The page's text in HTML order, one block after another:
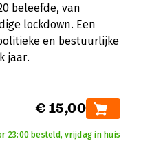
beleefde, van
lockdown. Een
en bestuurlijke
jaar.
€ 15,00
23:00 besteld, vrijdag in huis